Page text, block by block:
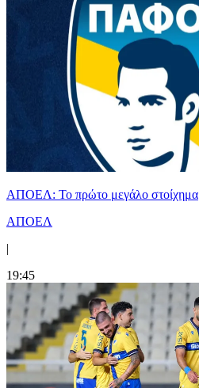
ΑΠΟΕΛ: Το πρώτο μεγάλο στοίχημα
ΑΠΟΕΛ
|
19:45